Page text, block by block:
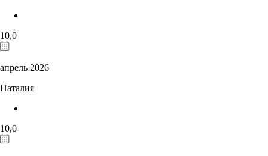
10,0
апрель 2026
Наталия
10,0